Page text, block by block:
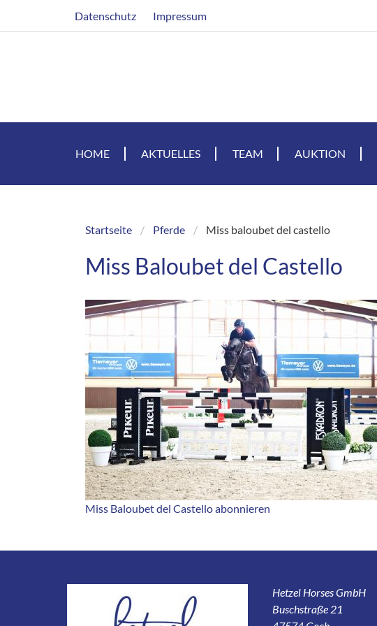
Datenschutz Impressum
HOME AKTUELLES TEAM AUKTION
Breadcrumb
Startseite Pferde Miss baloubet del castello
Miss Baloubet del Castello
Miss Baloubet del Castello abonnieren
Hetzel Horses GmbH
Buschstraße 21